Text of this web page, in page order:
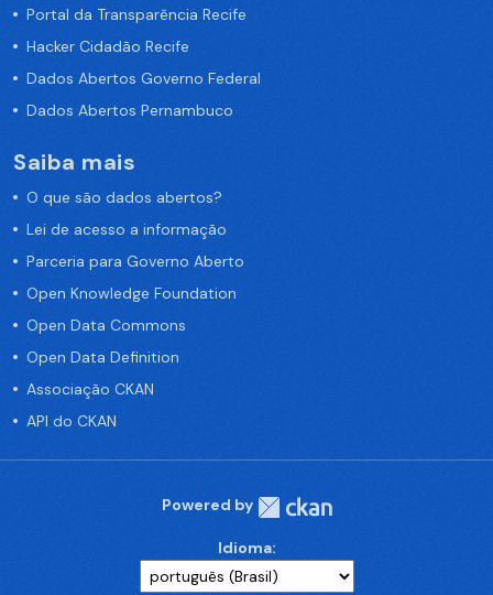
Portal da Transparência Recife
Hacker Cidadão Recife
Dados Abertos Governo Federal
Dados Abertos Pernambuco
Saiba mais
O que são dados abertos?
Lei de acesso a informação
Parceria para Governo Aberto
Open Knowledge Foundation
Open Data Commons
Open Data Definition
Associação CKAN
API do CKAN
Powered by
Idioma